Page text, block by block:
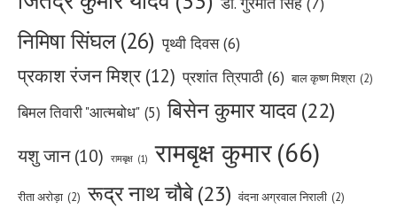
निमिषा सिंघल(26) पृथ्वी दिवस (6)
प्रकाश रंजन मिश्र (12) प्रशांत त्रिपाठी (6) बाल कृष्ण मिश्रा (2)
बिमल तिवारी "आत्मबोध" (5) बिसेन कुमार यादव(22)
यशु जान (10) रामबृक्ष (1) रामबृक्ष कुमार(66)
रीता अरोड़ा (2) रूद्र नाथ चौबे(23) वंदना अग्रवाल निराली (2)